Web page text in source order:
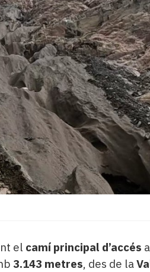
el camí principal d’accés
3.143 metres, des de la